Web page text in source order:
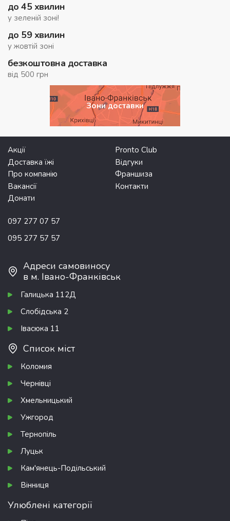
до 45 хвилин
у зеленій зоні!
до 59 хвилин
у жовтій зоні
безкоштовна доставка
від 500 грн
Зони доставки
Акції
Pronto Club
Доставка їжі
Відгуки
Про компанію
Франшиза
Вакансії
Контакти
Донати
097 277 07 57
095 277 57 57
Адреси самовиносу
в м. Івано-Франківськ
Галицька 112Д
Слобідська 2
Івасюка 11
Список міст
Коломия
Чернівці
Хмельницький
Ужгород
Тернопіль
Луцьк
Кам'янець-Подільський
Вінниця
Улюблені категорії